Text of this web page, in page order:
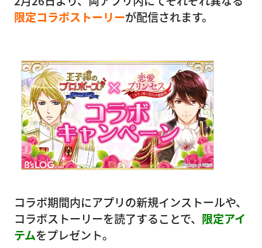
限定コラボストーリーが配信されます。
コラボ期間内にアプリの新規インストールや、
コラボストーリーを読了することで、 限定アイ
テムをプレゼント。